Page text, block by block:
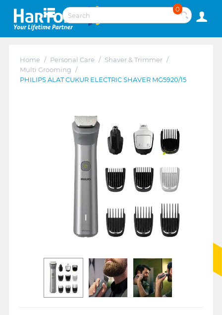
0
Home / Personal Care / Shaver & Trimmer /
Multi Grooming /
PHILIPS ALAT CUKUR ELECTRIC SHAVER MG5920/15